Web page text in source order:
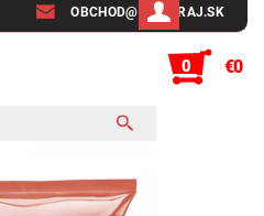
OBCHOD@SUSHIRAJ.SK
0 €0